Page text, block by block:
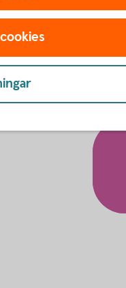
eller besöka ett
Så handlar du